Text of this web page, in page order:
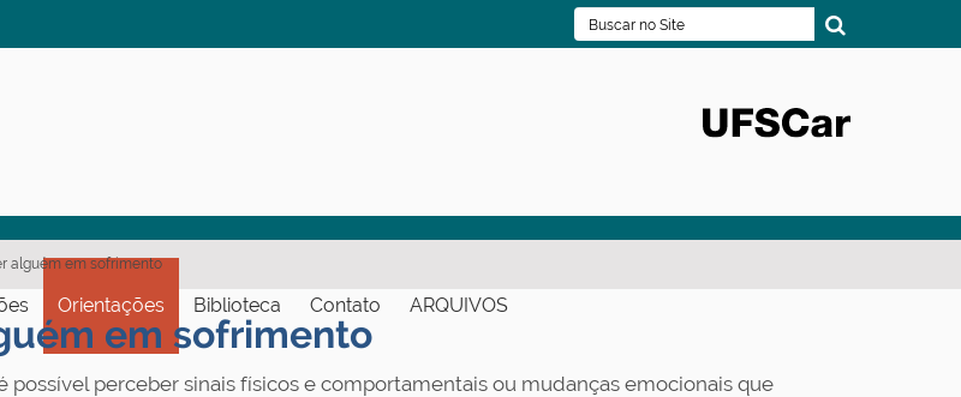
Busca
Orientações Biblioteca Contato ARQUIVOS
alguém em sofrimento
em sofrimento
perceber sinais físicos e comportamentais ou mudanças emocionais que